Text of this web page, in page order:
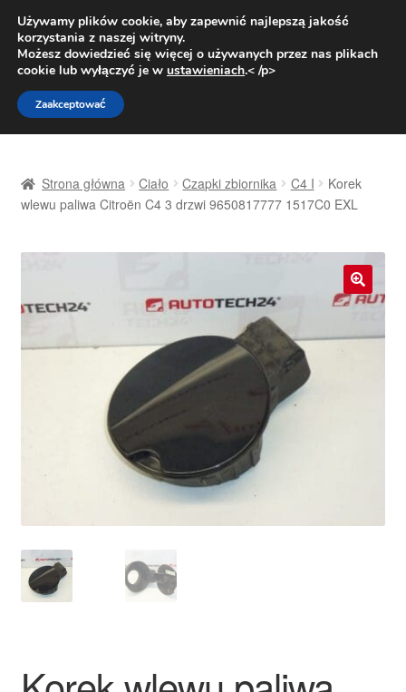
DOSTAWA od 31 zł
Pn.-pt. 9:00-16:00800 003 167
Przejdź
do
nawigacji
Przejdź
do
treści
Dostawa
Moje konto
Polityka prywatności
Skarga
Zamówienia
Strona główna Ciało Czapki zbiornika C4 I
Korek
wlewu paliwa Citroën C4 3 drzwi 9650817777 1517C0 EXL
🔍
Używamy plików cookie, aby zapewnić najlepszą jakość
korzystania z naszej witryny.
Możesz dowiedzieć się więcej o używanych przez nas plikach
cookie lub wyłączyć je w ustawieniach.< /p>
Zaakceptować